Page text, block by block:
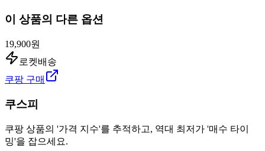
이 상품의 다른 옵션
19,900원
로켓배송
쿠팡 구매
쿠스피
쿠팡 상품의 '가격 지수'를 추적하고, 역대 최저가 '매수 타이
밍'을 잡으세요.